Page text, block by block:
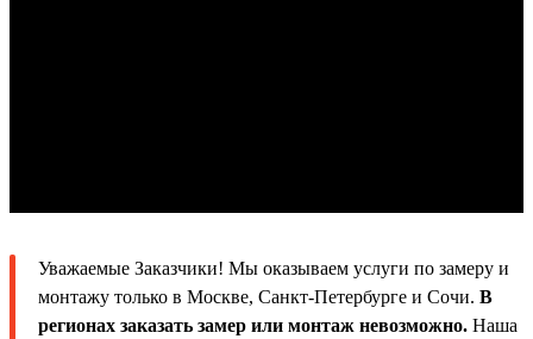
Уважаемые Заказчики! Мы оказываем услуги по замеру и
монтажу только в Москве, Санкт-Петербурге и Сочи. В
регионах заказать замер или монтаж невозможно. Наша